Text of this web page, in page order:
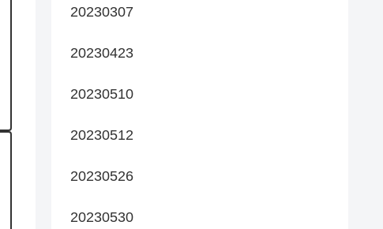
20230307
20230423
20230510
20230512
20230526
20230530